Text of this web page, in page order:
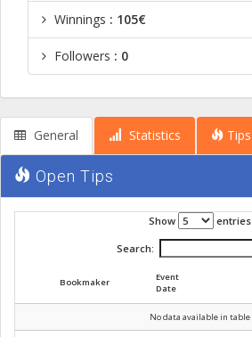
Winnings : 105€
Followers : 0
General Statistics Tips
Open Tips
Show entries
Search:
Bookmaker
Event
Date
No data available in table